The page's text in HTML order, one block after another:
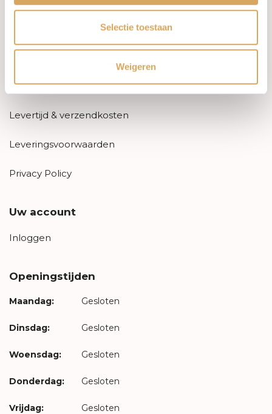
Selectie toestaan
Weigeren
Algemene voorwaarden
Levertijd & verzendkosten
Leveringsvoorwaarden
Privacy Policy
Uw account
Inloggen
Openingstijden
Maandag: Gesloten
Dinsdag: Gesloten
Woensdag: Gesloten
Donderdag: Gesloten
Vrijdag: Gesloten